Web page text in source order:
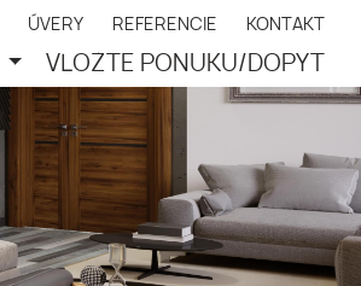
ÚVERY REFERENCIE KONTAKT
VLOŽTE PONUKU/DOPYT